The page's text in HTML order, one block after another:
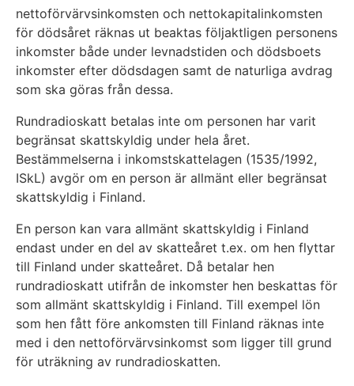
nettoförvärvsinkomsten och nettokapitalinkomsten
för dödsåret räknas ut beaktas följaktligen personens
inkomster både under levnadstiden och dödsboets
inkomster efter dödsdagen samt de naturliga avdrag
som ska göras från dessa.
Rundradioskatt betalas inte om personen har varit
begränsat skattskyldig under hela året.
Bestämmelserna i inkomstskattelagen (1535/1992,
ISkL) avgör om en person är allmänt eller begränsat
skattskyldig i Finland.
En person kan vara allmänt skattskyldig i Finland
endast under en del av skatteåret t.ex. om hen flyttar
till Finland under skatteåret. Då betalar hen
rundradioskatt utifrån de inkomster hen beskattas för
som allmänt skattskyldig i Finland. Till exempel lön
som hen fått före ankomsten till Finland räknas inte
med i den nettoförvärvsinkomst som ligger till grund
för uträkning av rundradioskatten.